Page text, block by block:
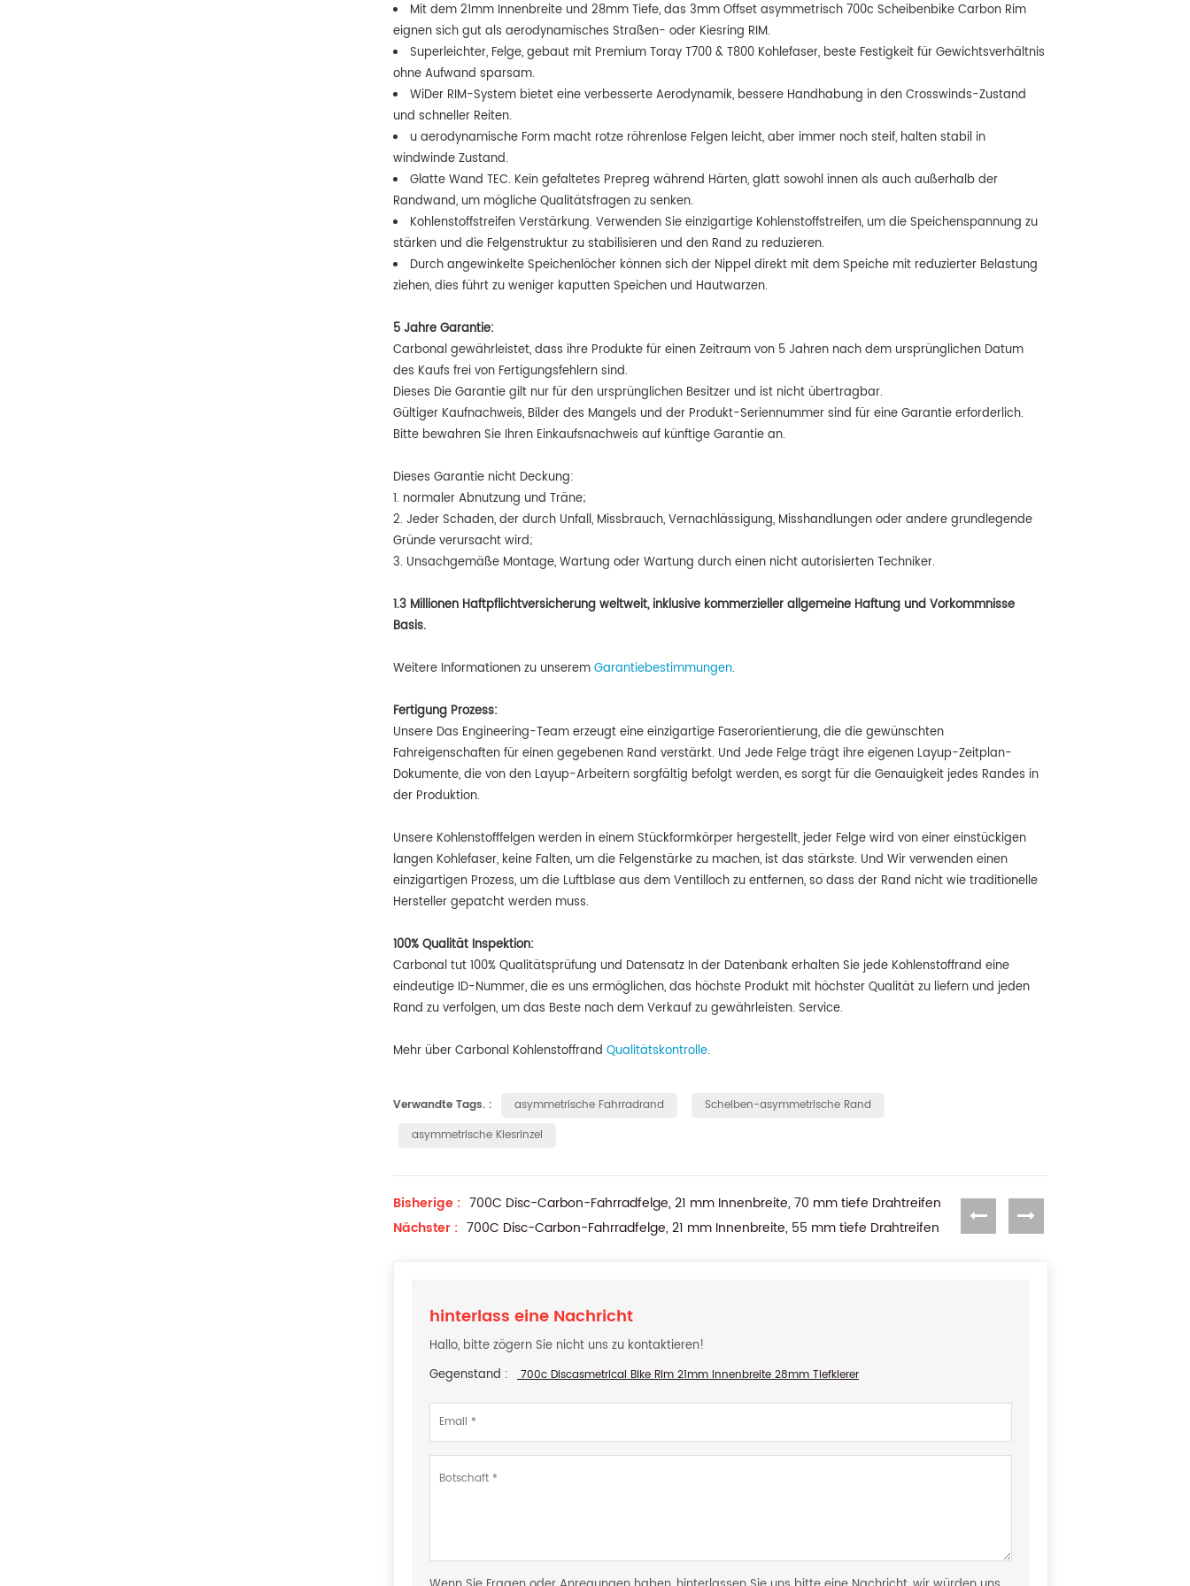
Mit dem 21mm Innenbreite und 28mm Tiefe, das 3mm Offset asymmetrisch 700c Scheibenbike Carbon Rim
eignen sich gut als aerodynamisches Straßen- oder Kiesring RIM.
Superleichter, Felge, gebaut mit Premium Toray T700 & T800 Kohlefaser, beste Festigkeit für Gewichtsverhältnis
ohne Aufwand sparsam.
WiDer RIM-System bietet eine verbesserte Aerodynamik, bessere Handhabung in den Crosswinds-Zustand
und schneller Reiten.
u aerodynamische Form macht rotze röhrenlose Felgen leicht, aber immer noch steif, halten stabil in
windwinde Zustand.
Glatte Wand TEC. Kein gefaltetes Prepreg während Härten, glatt sowohl innen als auch außerhalb der
Randwand, um mögliche Qualitätsfragen zu senken.
Kohlenstoffstreifen Verstärkung. Verwenden Sie einzigartige Kohlenstoffstreifen, um die Speichenspannung zu
stärken und die Felgenstruktur zu stabilisieren und den Rand zu reduzieren.
Durch angewinkelte Speichenlöcher können sich der Nippel direkt mit dem Speiche mit reduzierter Belastung
ziehen, dies führt zu weniger kaputten Speichen und Hautwarzen.
5 Jahre Garantie:
Carbonal gewährleistet, dass ihre Produkte für einen Zeitraum von 5 Jahren nach dem ursprünglichen Datum
des Kaufs frei von Fertigungsfehlern sind.
Dieses Die Garantie gilt nur für den ursprünglichen Besitzer und ist nicht übertragbar.
Gültiger Kaufnachweis, Bilder des Mangels und der Produkt-Seriennummer sind für eine Garantie erforderlich.
Bitte bewahren Sie Ihren Einkaufsnachweis auf künftige Garantie an.
Dieses Garantie nicht Deckung:
1. normaler Abnutzung und Träne;
2. Jeder Schaden, der durch Unfall, Missbrauch, Vernachlässigung, Misshandlungen oder andere grundlegende
Gründe verursacht wird;
3. Unsachgemäße Montage, Wartung oder Wartung durch einen nicht autorisierten Techniker.
1.3 Millionen Haftpflichtversicherung weltweit, inklusive kommerzieller allgemeine Haftung und Vorkommnisse
Basis.
Weitere Informationen zu unseremGarantiebestimmungen.
Fertigung Prozess:
Unsere Das Engineering-Team erzeugt eine einzigartige Faserorientierung, die die gewünschten
Fahreigenschaften für einen gegebenen Rand verstärkt. Und Jede Felge trägt ihre eigenen Layup-Zeitplan-
Dokumente, die von den Layup-Arbeitern sorgfältig befolgt werden, es sorgt für die Genauigkeit jedes Randes in
der Produktion.
Unsere Kohlenstofffelgen werden in einem Stückformkörper hergestellt, jeder Felge wird von einer einstückigen
langen Kohlefaser, keine Falten, um die Felgenstärke zu machen, ist das stärkste. Und Wir verwenden einen
einzigartigen Prozess, um die Luftblase aus dem Ventilloch zu entfernen, so dass der Rand nicht wie traditionelle
Hersteller gepatcht werden muss.
100% Qualität Inspektion:
Carbonal tut100% Qualitätsprüfung und Datensatz In der Datenbank erhalten Sie jede Kohlenstoffrand eine
eindeutige ID-Nummer, die es uns ermöglichen, das höchste Produkt mit höchster Qualität zu liefern und jeden
Rand zu verfolgen, um das Beste nach dem Verkauf zu gewährleisten. Service.
Mehr über Carbonal Kohlenstoffrand Qualitätskontrolle.
Verwandte Tags. : asymmetrische Fahrradrand
Scheiben-asymmetrische Rand
asymmetrische Kiesrinzel
Bisherige : 700C Disc-Carbon-Fahrradfelge, 21 mm Innenbreite, 70 mm tiefe Drahtreifen
Nächster : 700C Disc-Carbon-Fahrradfelge, 21 mm Innenbreite, 55 mm tiefe Drahtreifen
hinterlass eine Nachricht
Hallo, bitte zögern Sie nicht uns zu kontaktieren!
Gegenstand : 700c Discasmetrical Bike Rim 21mm Innenbreite 28mm Tiefklerer